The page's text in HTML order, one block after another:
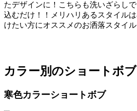
たデザインに！こちらも洗いざらし
込むだけ！！メリハリあるスタイル
けたい方にオススメのお洒落スタイル
カラー別のショートボ
寒色カラーショートボブ